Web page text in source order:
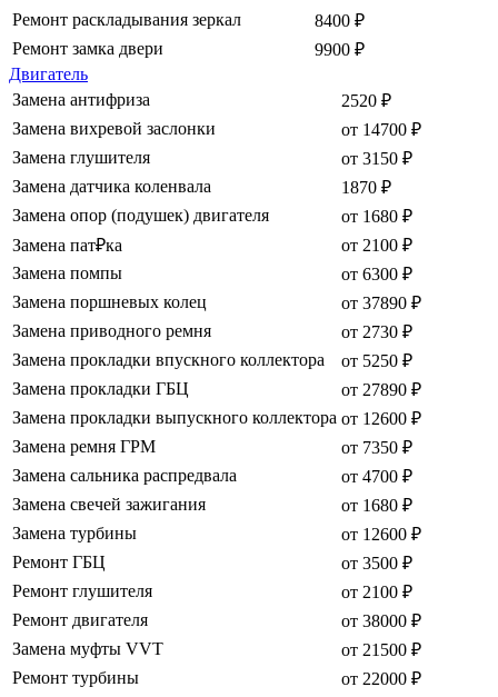
Ремонт раскладывания зеркал
8400 ₽
Ремонт замка двери
9900 ₽
Двигатель
Замена антифриза
2520 ₽
Замена вихревой заслонки
от 14700 ₽
Замена глушителя
от 3150 ₽
Замена датчика коленвала
1870 ₽
Замена опор (подушек) двигателя
от 1680 ₽
Замена пат₽ка
от 2100 ₽
Замена помпы
от 6300 ₽
Замена поршневых колец
от 37890 ₽
Замена приводного ремня
от 2730 ₽
Замена прокладки впускного коллектора
от 5250 ₽
Замена прокладки ГБЦ
от 27890 ₽
Замена прокладки выпускного коллектора от 12600 ₽
Замена ремня ГРМ
от 7350 ₽
Замена сальника распредвала
от 4700 ₽
Замена свечей зажигания
от 1680 ₽
Замена турбины
от 12600 ₽
Ремонт ГБЦ
от 3500 ₽
Ремонт глушителя
от 2100 ₽
Ремонт двигателя
от 38000 ₽
Замена муфты VVT
от 21500 ₽
Ремонт турбины
от 22000 ₽